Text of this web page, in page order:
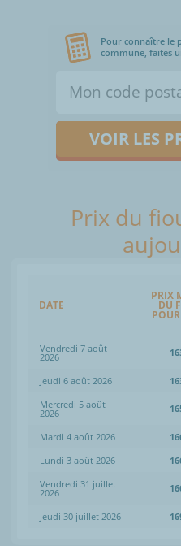
Pour connaître le
commune, faites
VOIR LES
Prix du
DATE
PRIX
DU
Vendredi 7 août
2026
Jeudi 6 août 2026
Mercredi 5 août
2026
Mardi 4 août 2026
Lundi 3 août 2026
Vendredi 31 juillet
2026
Jeudi 30 juillet 2026